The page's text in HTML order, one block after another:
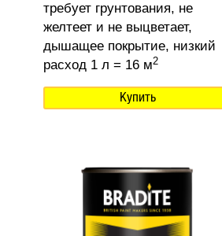
требует грунтования, не
желтеет и не выцветает,
дышащее покрытие, низкий
расход 1 л = 16 м2
Купить